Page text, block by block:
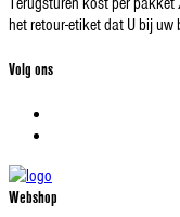
het retour-etiket dat U bij
Volg ons
Webshop